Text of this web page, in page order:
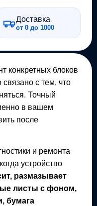
Доставка
от 0 до 1000
конкретных блоков
связано с тем, что
Точный
в вашем
после
и ремонта
устройство
размазывает
листы с фоном,
бумага